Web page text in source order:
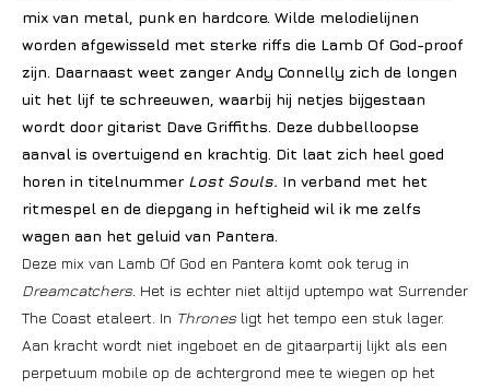
mix van metal, punk en hardcore. Wilde melodielijnen
worden afgewisseld met sterke riffs die Lamb Of God-proof
zijn. Daarnaast weet zanger Andy Connelly zich de longen
uit het lijf te schreeuwen, waarbij hij netjes bijgestaan
wordt door gitarist Dave Griffiths. Deze dubbelloopse
aanval is overtuigend en krachtig. Dit laat zich heel goed
horen in titelnummer Lost Souls. In verband met het
ritmespel en de diepgang in heftigheid wil ik me zelfs
wagen aan het geluid van Pantera.
Deze mix van Lamb Of God en Pantera komt ook terug in
Dreamcatchers. Het is echter niet altijd uptempo wat Surrender
The Coast etaleert. In Thrones ligt het tempo een stuk lager.
Aan kracht wordt niet ingeboet en de gitaarpartij lijkt als een
perpetuum mobile op de achtergrond mee te wiegen op het